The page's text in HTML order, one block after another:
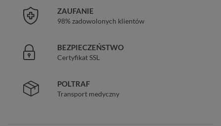
ZAUFANIE
98% zadowolonych klientów
BEZPIECZEŃSTWO
Certyfikat SSL
POLTRAF
Transport medyczny